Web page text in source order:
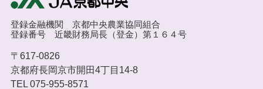
登録金融機関 京都中央農業協同組合
登録番号 近畿財務局長（登金）第１６４号
〒617-0826
京都府長岡京市開田4丁目14-8
TEL 075-955-8571